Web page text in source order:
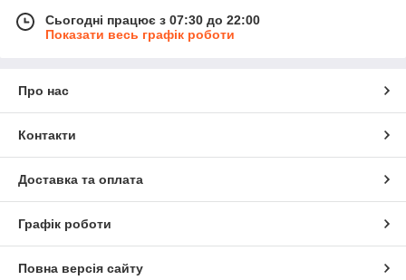
Сьогодні працює з 07:30 до 22:00
Показати весь графік роботи
Про нас
Контакти
Доставка та оплата
Графік роботи
Повна версія сайту